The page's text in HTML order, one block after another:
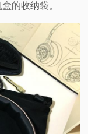
的收纳袋。